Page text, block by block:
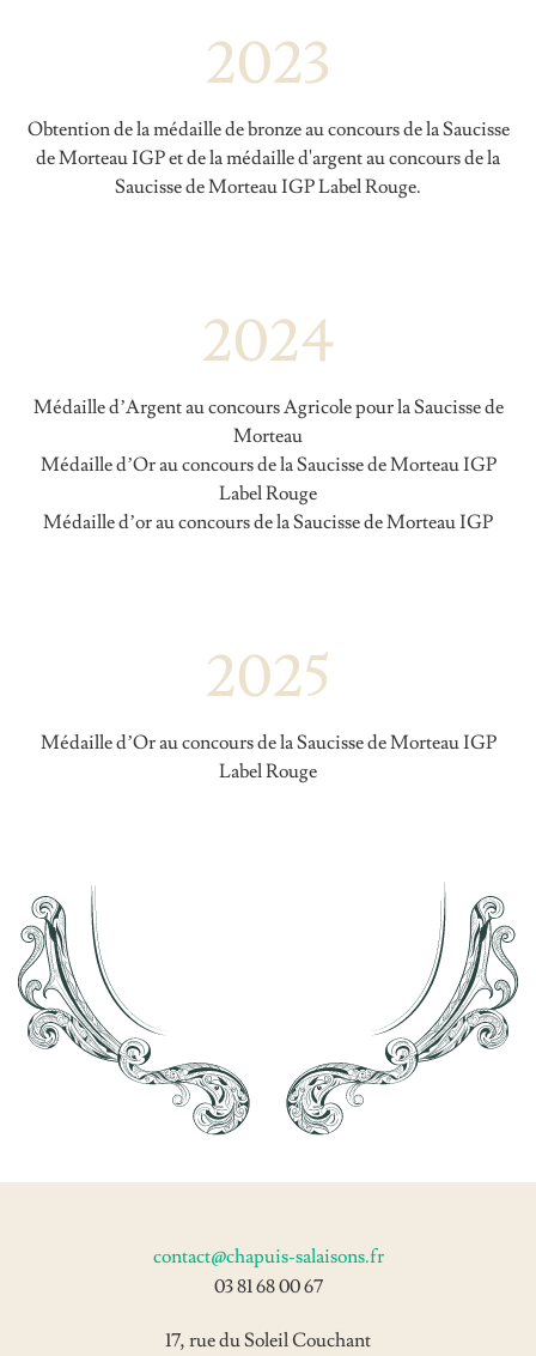
2023
Obtention de la médaille de bronze au concours de la Saucisse
de Morteau IGP et de la médaille d'argent au concours de la
Saucisse de Morteau IGP Label Rouge.
2024
Médaille d’Argent au concours Agricole pour la Saucisse de
Morteau
Médaille d’Or au concours de la Saucisse de Morteau IGP
Label Rouge
Médaille d’or au concours de la Saucisse de Morteau IGP
2025
Médaille d’Or au concours de la Saucisse de Morteau IGP
Label Rouge
contact@chapuis-salaisons.fr
03 81 68 00 67
17, rue du Soleil Couchant